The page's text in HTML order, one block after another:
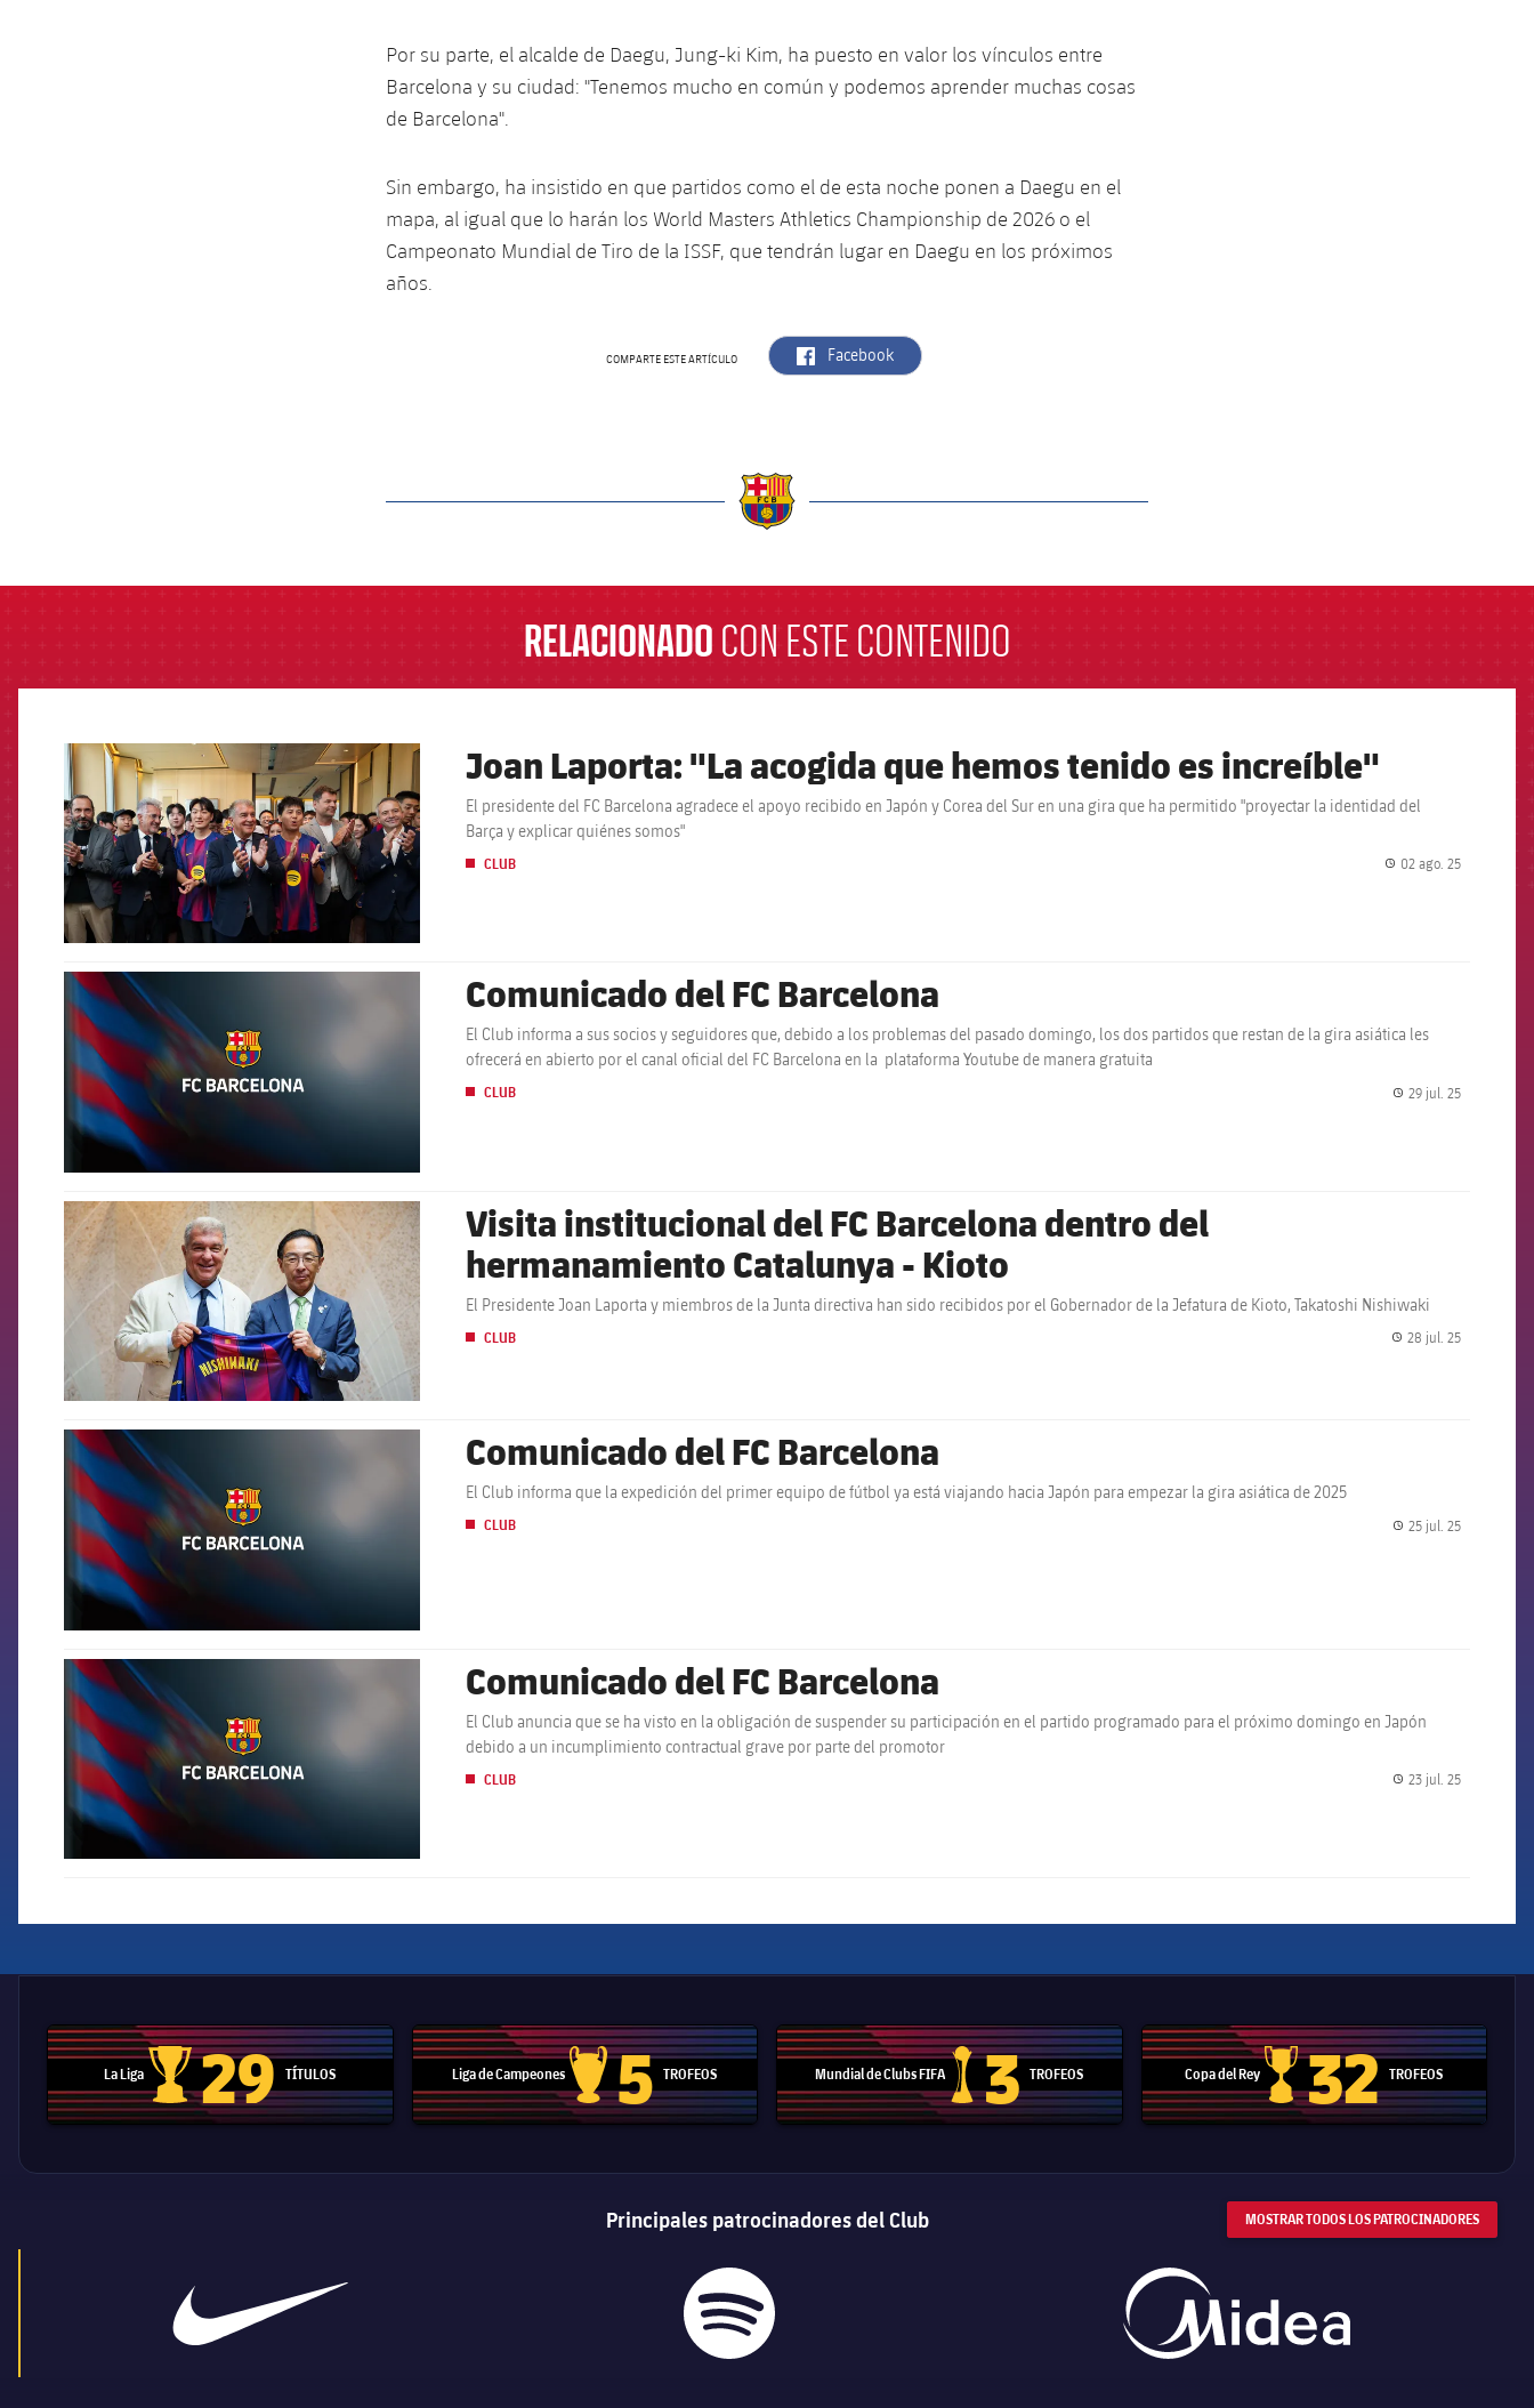
Por su parte, el alcalde de Daegu, Jung-ki Kim, ha puesto en valor los vínculos entre
Barcelona y su ciudad: "Tenemos mucho en común y podemos aprender muchas cosas
de Barcelona".
Sin embargo, ha insistido en que partidos como el de esta noche ponen a Daegu en el
mapa, al igual que lo harán los World Masters Athletics Championship de 2026 o el
Campeonato Mundial de Tiro de la ISSF, que tendrán lugar en Daegu en los próximos
años.
COMPARTE ESTE ARTÍCULO label.aria.facebook
Facebook
RELACIONADO CON ESTE CONTENIDO
FCB Barcelona badge Joan Laporta: "La acogida que hemos tenido es increíble"
El presidente del FC Barcelona agradece el apoyo recibido en Japón y Corea del Sur en una gira que ha permitido "proyectar la identidad del
Barça y explicar quiénes somos"
CLUB 02 ago. 25
FCB Barcelona badge Comunicado del FC Barcelona
El Club informa a sus socios y seguidores que, debido a los problemas del pasado domingo, los dos partidos que restan de la gira asiática les
ofrecerá en abierto por el canal oficial del FC Barcelona en la plataforma Youtube de manera gratuita
CLUB 29 jul. 25
FCB Barcelona badge
Visita institucional del FC Barcelona dentro del
hermanamiento Catalunya - Kioto
El Presidente Joan Laporta y miembros de la Junta directiva han sido recibidos por el Gobernador de la Jefatura de Kioto, Takatoshi Nishiwaki
CLUB 28 jul. 25
FCB Barcelona badge Comunicado del FC Barcelona
El Club informa que la expedición del primer equipo de fútbol ya está viajando hacia Japón para empezar la gira asiática de 2025
CLUB 25 jul. 25
FCB Barcelona badge Comunicado del FC Barcelona
El Club anuncia que se ha visto en la obligación de suspender su participación en el partido programado para el próximo domingo en Japón
debido a un incumplimiento contractual grave por parte del promotor
CLUB 23 jul. 25
La Liga
Trofeo de La Liga
29 TÍTULOS Liga de Campeones
Trofeo de la Liga de Campeones
5 TROFEOS Mundial de Clubs FIFA
Trofeo del Mundial de Clubes
3 TROFEOS Copa del Rey
Copa del Rey
32 TROFEOS
Principales patrocinadores del Club MOSTRAR TODOS LOS PATROCINADORES